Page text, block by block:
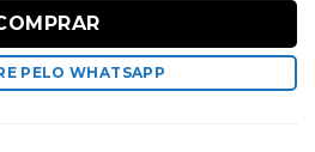
PELO WHATSAPP